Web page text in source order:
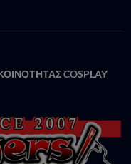
COSPLAY